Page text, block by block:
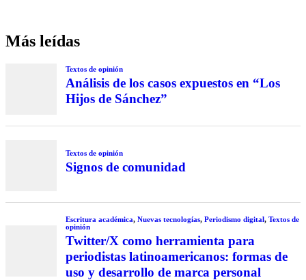
Más leídas
Textos de opinión
Análisis de los casos expuestos en “Los
Hijos de Sánchez”
Textos de opinión
Signos de comunidad
Escritura académica, Nuevas tecnologías, Periodismo digital, Textos de
opinión
Twitter/X como herramienta para
periodistas latinoamericanos: formas de
uso y desarrollo de marca personal